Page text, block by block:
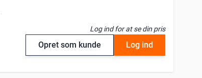
Log ind for at se din pris
Opret som kunde Log ind